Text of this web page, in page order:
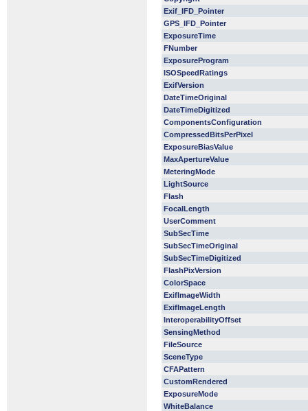
Exif_IFD_Pointer
GPS_IFD_Pointer
ExposureTime
FNumber
ExposureProgram
ISOSpeedRatings
ExifVersion
DateTimeOriginal
DateTimeDigitized
ComponentsConfiguration
CompressedBitsPerPixel
ExposureBiasValue
MaxApertureValue
MeteringMode
LightSource
Flash
FocalLength
UserComment
SubSecTime
SubSecTimeOriginal
SubSecTimeDigitized
FlashPixVersion
ColorSpace
ExifImageWidth
ExifImageLength
InteroperabilityOffset
SensingMethod
FileSource
SceneType
CFAPattern
CustomRendered
ExposureMode
WhiteBalance